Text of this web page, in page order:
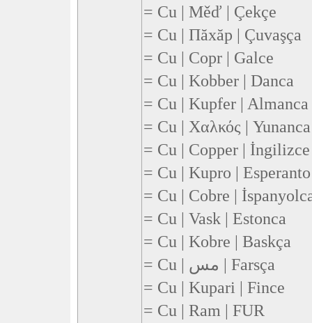
= Cu | Měď | Çekçe
= Cu | Пăхăр | Çuvaşça
= Cu | Copr | Galce
= Cu | Kobber | Danca
= Cu | Kupfer | Almanca
= Cu | Χαλκός | Yunanca
= Cu | Copper | İngilizce
= Cu | Kupro |
= Cu | Cobre |
= Cu | Vask | Estonca
= Cu | Kobre | Baskça
= Cu | مس | Farsça
= Cu | Kupari | Fince
= Cu | Ram | FUR